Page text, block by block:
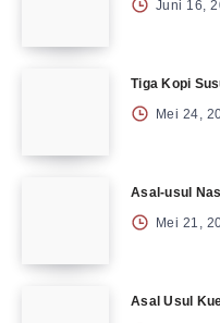
Juni 16,
Tiga Kopi
Mei 24,
Asal-usul
Mei 21,
Asal Usul